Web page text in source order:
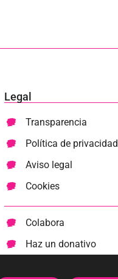
Legal
Transparencia
Política de privacidad
Aviso legal
Cookies
Colabora
Haz un donativo